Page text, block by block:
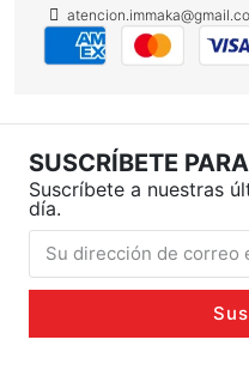
SUSCRÍBETE
Suscríbete a nuestras
día.